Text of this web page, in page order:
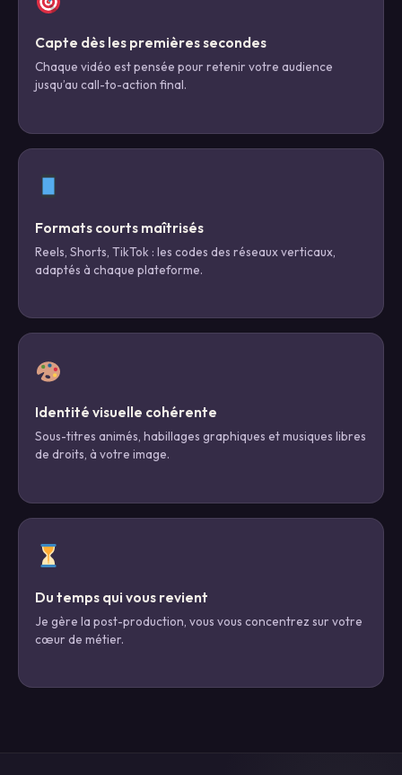
Capte dès les premières secondes
Chaque vidéo est pensée pour retenir votre audience
jusqu’au call-to-action final.
Formats courts maîtrisés
Reels, Shorts, TikTok : les codes des réseaux verticaux,
adaptés à chaque plateforme.
Identité visuelle cohérente
Sous-titres animés, habillages graphiques et musiques libres
de droits, à votre image.
Du temps qui vous revient
Je gère la post-production, vous vous concentrez sur votre
cœur de métier.